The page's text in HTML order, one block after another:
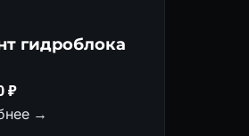
гидроблока
₽
→